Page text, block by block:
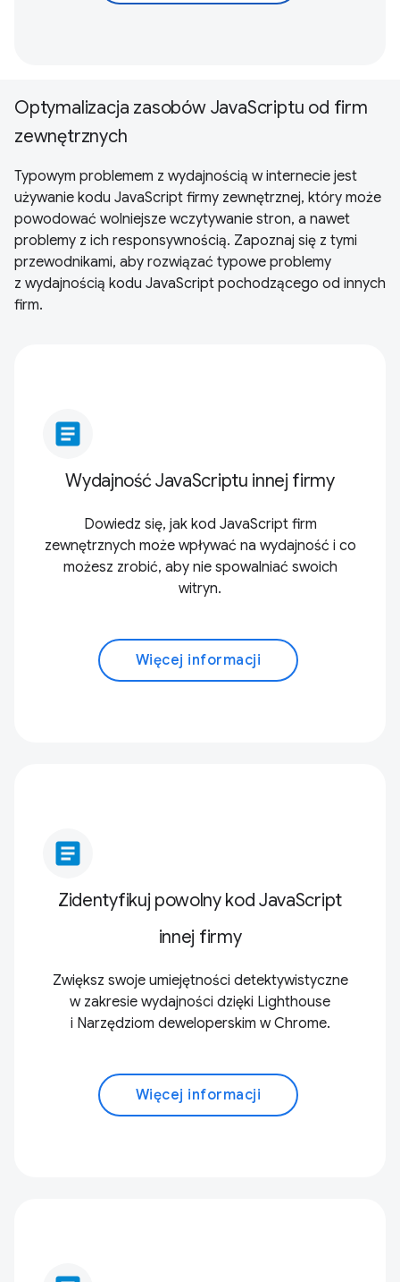
Optymalizacja zasobów JavaScriptu od firm
zewnętrznych
Typowym problemem z wydajnością w internecie jest
używanie kodu JavaScript firmy zewnętrznej, który może
powodować wolniejsze wczytywanie stron, a nawet
problemy z ich responsywnością. Zapoznaj się z tymi
przewodnikami, aby rozwiązać typowe problemy
z wydajnością kodu JavaScript pochodzącego od innych
firm.
article
Wydajność JavaScriptu innej firmy
Dowiedz się, jak kod JavaScript firm
zewnętrznych może wpływać na wydajność i co
możesz zrobić, aby nie spowalniać swoich
witryn.
Więcej informacji
article
Zidentyfikuj powolny kod JavaScript
innej firmy
Zwiększ swoje umiejętności detektywistyczne
w zakresie wydajności dzięki Lighthouse
i Narzędziom deweloperskim w Chrome.
Więcej informacji